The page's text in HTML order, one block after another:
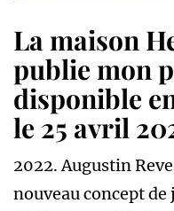
La maison
publie mon
disponible
le 25 avril
2022. Augustin
nouveau concept